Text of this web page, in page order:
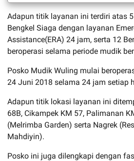
Adapun titik layanan ini terdiri atas
Bengkel Siaga dengan layanan
Assistance(ERA) 24 jam, serta 12
beroperasi selama periode mudik
Posko Mudik Wuling mulai
24 Juni 2018 selama 24 jam setiap
Adapun titik lokasi layanan ini
68B, Cikampek KM 57, Palimanan
(Melrimba Garden) serta Nagrek
Mahdiyin).
Posko ini juga dilengkapi dengan